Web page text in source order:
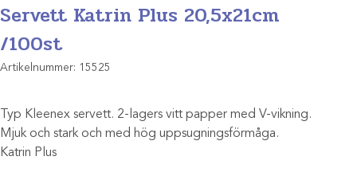
Servett Katrin Plus 20,5x21cm
/100st
Artikelnummer: 15525
Typ Kleenex servett. 2-lagers vitt papper med V-vikning.
Mjuk och stark och med hög uppsugningsförmåga.
Katrin Plus